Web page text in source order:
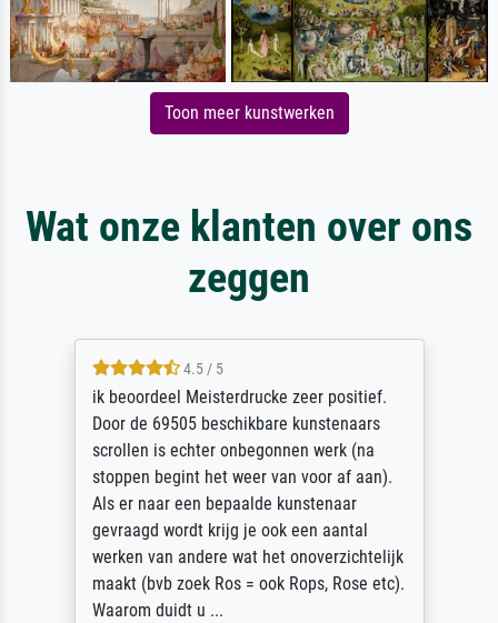
Toon meer kunstwerken
Wat onze klanten over ons
zeggen
4.5 / 5
ik beoordeel Meisterdrucke zeer positief.
Door de 69505 beschikbare kunstenaars
scrollen is echter onbegonnen werk (na
stoppen begint het weer van voor af aan).
Als er naar een bepaalde kunstenaar
gevraagd wordt krijg je ook een aantal
werken van andere wat het onoverzichtelijk
maakt (bvb zoek Ros = ook Rops, Rose etc).
Waarom duidt u ...